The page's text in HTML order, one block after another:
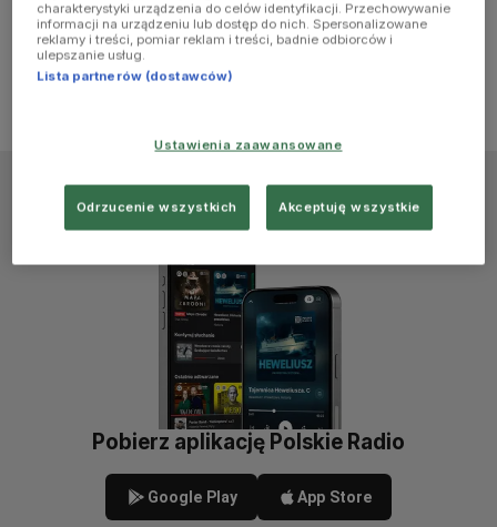
information)
Pobierz aplikację Polskie Radio
Google Play App Store
charakterystyki urządzenia do celów identyfikacji. Przechowywanie
informacji na urządzeniu lub dostęp do nich. Spersonalizowane
reklamy i treści, pomiar reklam i treści, badnie odbiorców i
ulepszanie usług.
Lista partnerów (dostawców)
Ustawienia zaawansowane
Odrzucenie wszystkich Akceptuję wszystkie